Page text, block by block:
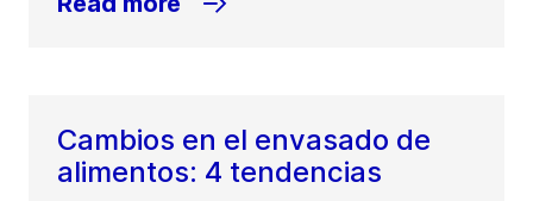
Cambios en el envasado de
alimentos: 4 tendencias